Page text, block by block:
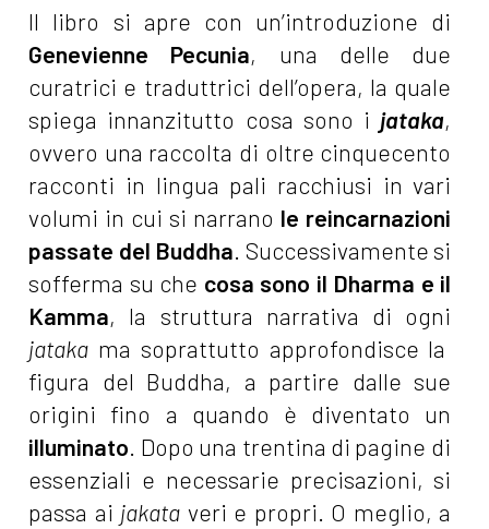
Il libro si apre con un’introduzione di
Genevienne Pecunia, una delle due
curatrici e traduttrici dell’opera, la quale
spiega innanzitutto cosa sono i jataka,
ovvero una raccolta di oltre cinquecento
racconti in lingua pali racchiusi in vari
volumi in cui si narrano le reincarnazioni
passate del Buddha . Successivamente si
sofferma su che cosa sono il Dharma e il
Kamma, la struttura narrativa di ogni
jataka ma soprattutto approfondisce la
figura del Buddha, a partire dalle sue
origini fino a quando è diventato un
illuminato . Dopo una trentina di pagine di
essenziali e necessarie precisazioni, si
passa ai jakata veri e propri. O meglio, a